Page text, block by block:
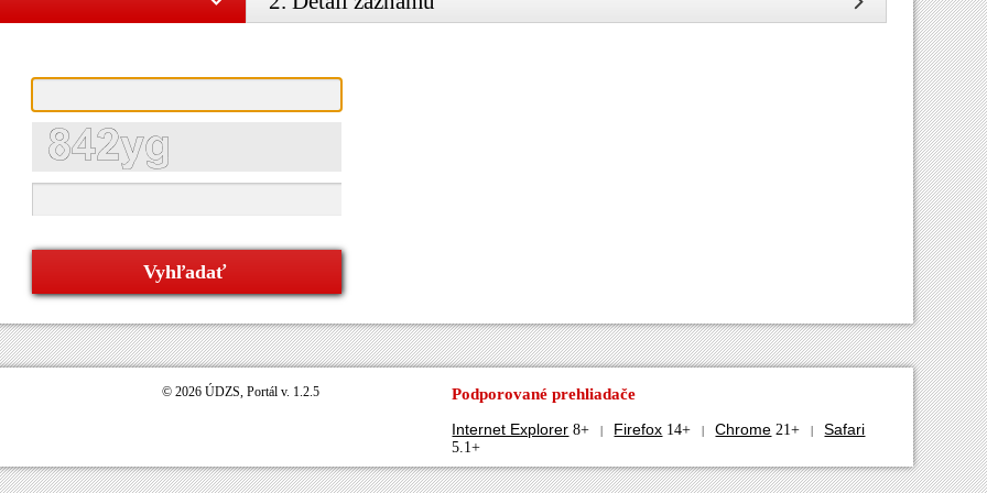
© 2026 ÚDZS, Portál v. 1.2.5 Podporované prehliadače
Internet Explorer 8+ Firefox 14+ Chrome 21+ Safari
5.1+